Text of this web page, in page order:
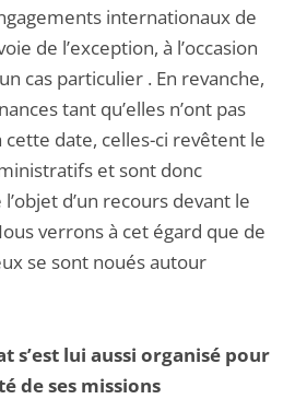
internationaux de
de l’exception, à l’occasion
cas particulier . En revanche,
tant qu’elles n’ont pas
cette date, celles-ci revêtent le
et sont donc
d’un recours devant le
verrons à cet égard que de
se sont noués autour
s’est lui aussi organisé pour
de ses missions